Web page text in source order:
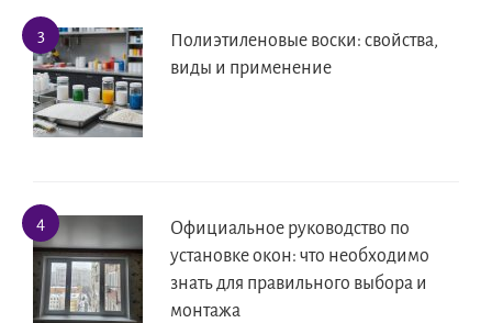
Полиэтиленовые воски: свойства,
виды и применение
Официальное руководство по
установке окон: что необходимо
знать для правильного выбора и
монтажа